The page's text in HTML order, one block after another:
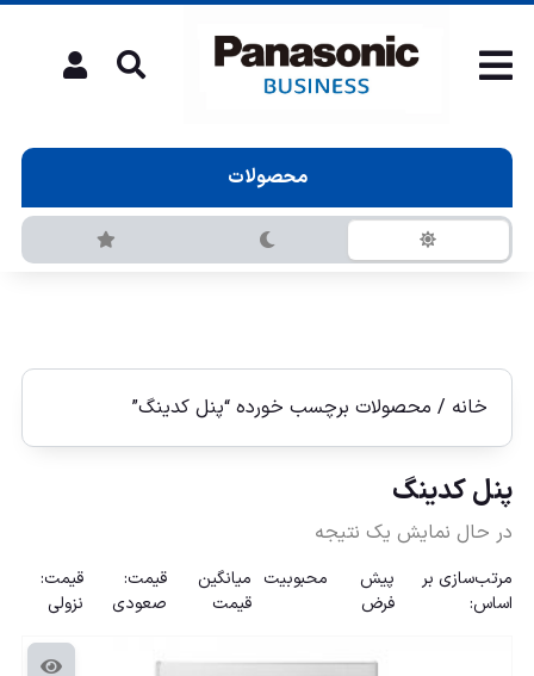
محصولات
خانه / محصولات برچسب خورده “پنل كدینگ”
پنل كدینگ
در حال نمایش یک نتیجه
مرتب‌سازی بر
اساس:
پیش
فرض
محبوبیت میانگین
قیمت
قیمت:
صعودی
قیمت:
نزولی